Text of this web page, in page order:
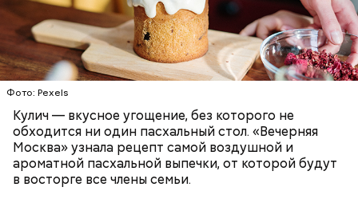
Фото: Pexels
Кулич — вкусное угощение, без которого не
обходится ни один пасхальный стол. «Вечерняя
Москва» узнала рецепт самой воздушной и
ароматной пасхальной выпечки, от которой будут
в восторге все члены семьи.
ПРАЗДНИКИ РЕЦЕПТЫ ПАСХА